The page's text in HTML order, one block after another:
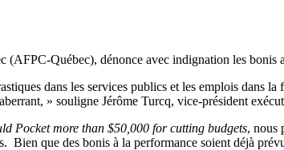
Québec), dénonce avec indignation les bonis
dans les services publics et les emplois dans
» souligne Jérôme Turcq, vice-président
Pocket more than $50,000 for cutting budgets, nous
que des bonis à la performance soient déjà